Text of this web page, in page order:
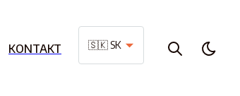
KONTAKT 🇸🇰 SK